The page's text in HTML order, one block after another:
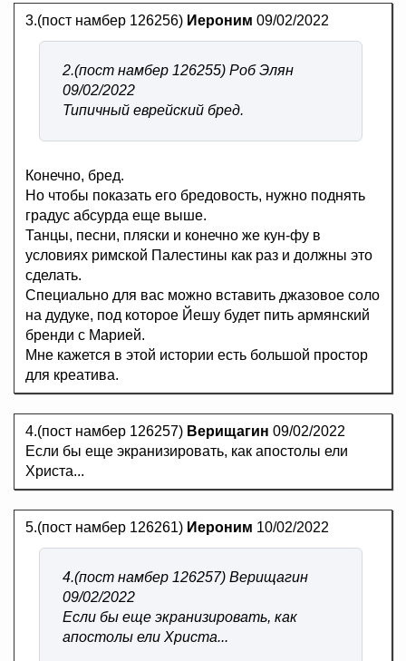
3.(пост намбер 126256) Иероним 09/02/2022
2.(пост намбер 126255) Роб Элян
09/02/2022
Типичный еврейский бред.
Конечно, бред.
Но чтобы показать его бредовость, нужно поднять
градус абсурда еще выше.
Танцы, песни, пляски и конечно же кун-фу в
условиях римской Палестины как раз и должны это
сделать.
Специально для вас можно вставить джазовое соло
на дудуке, под которое Йешу будет пить армянский
бренди с Марией.
Мне кажется в этой истории есть большой простор
для креатива.
4.(пост намбер 126257) Верищагин 09/02/2022
Если бы еще экранизировать, как апостолы ели
Христа...
5.(пост намбер 126261) Иероним 10/02/2022
4.(пост намбер 126257) Верищагин
09/02/2022
Если бы еще экранизировать, как
апостолы ели Христа...